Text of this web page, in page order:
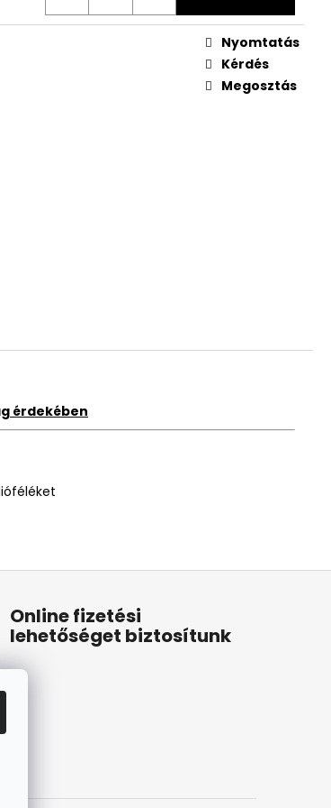
Nyomtatás
Kérdés
Megosztás
érdekében
Online fizetési
lehetőséget biztosítunk